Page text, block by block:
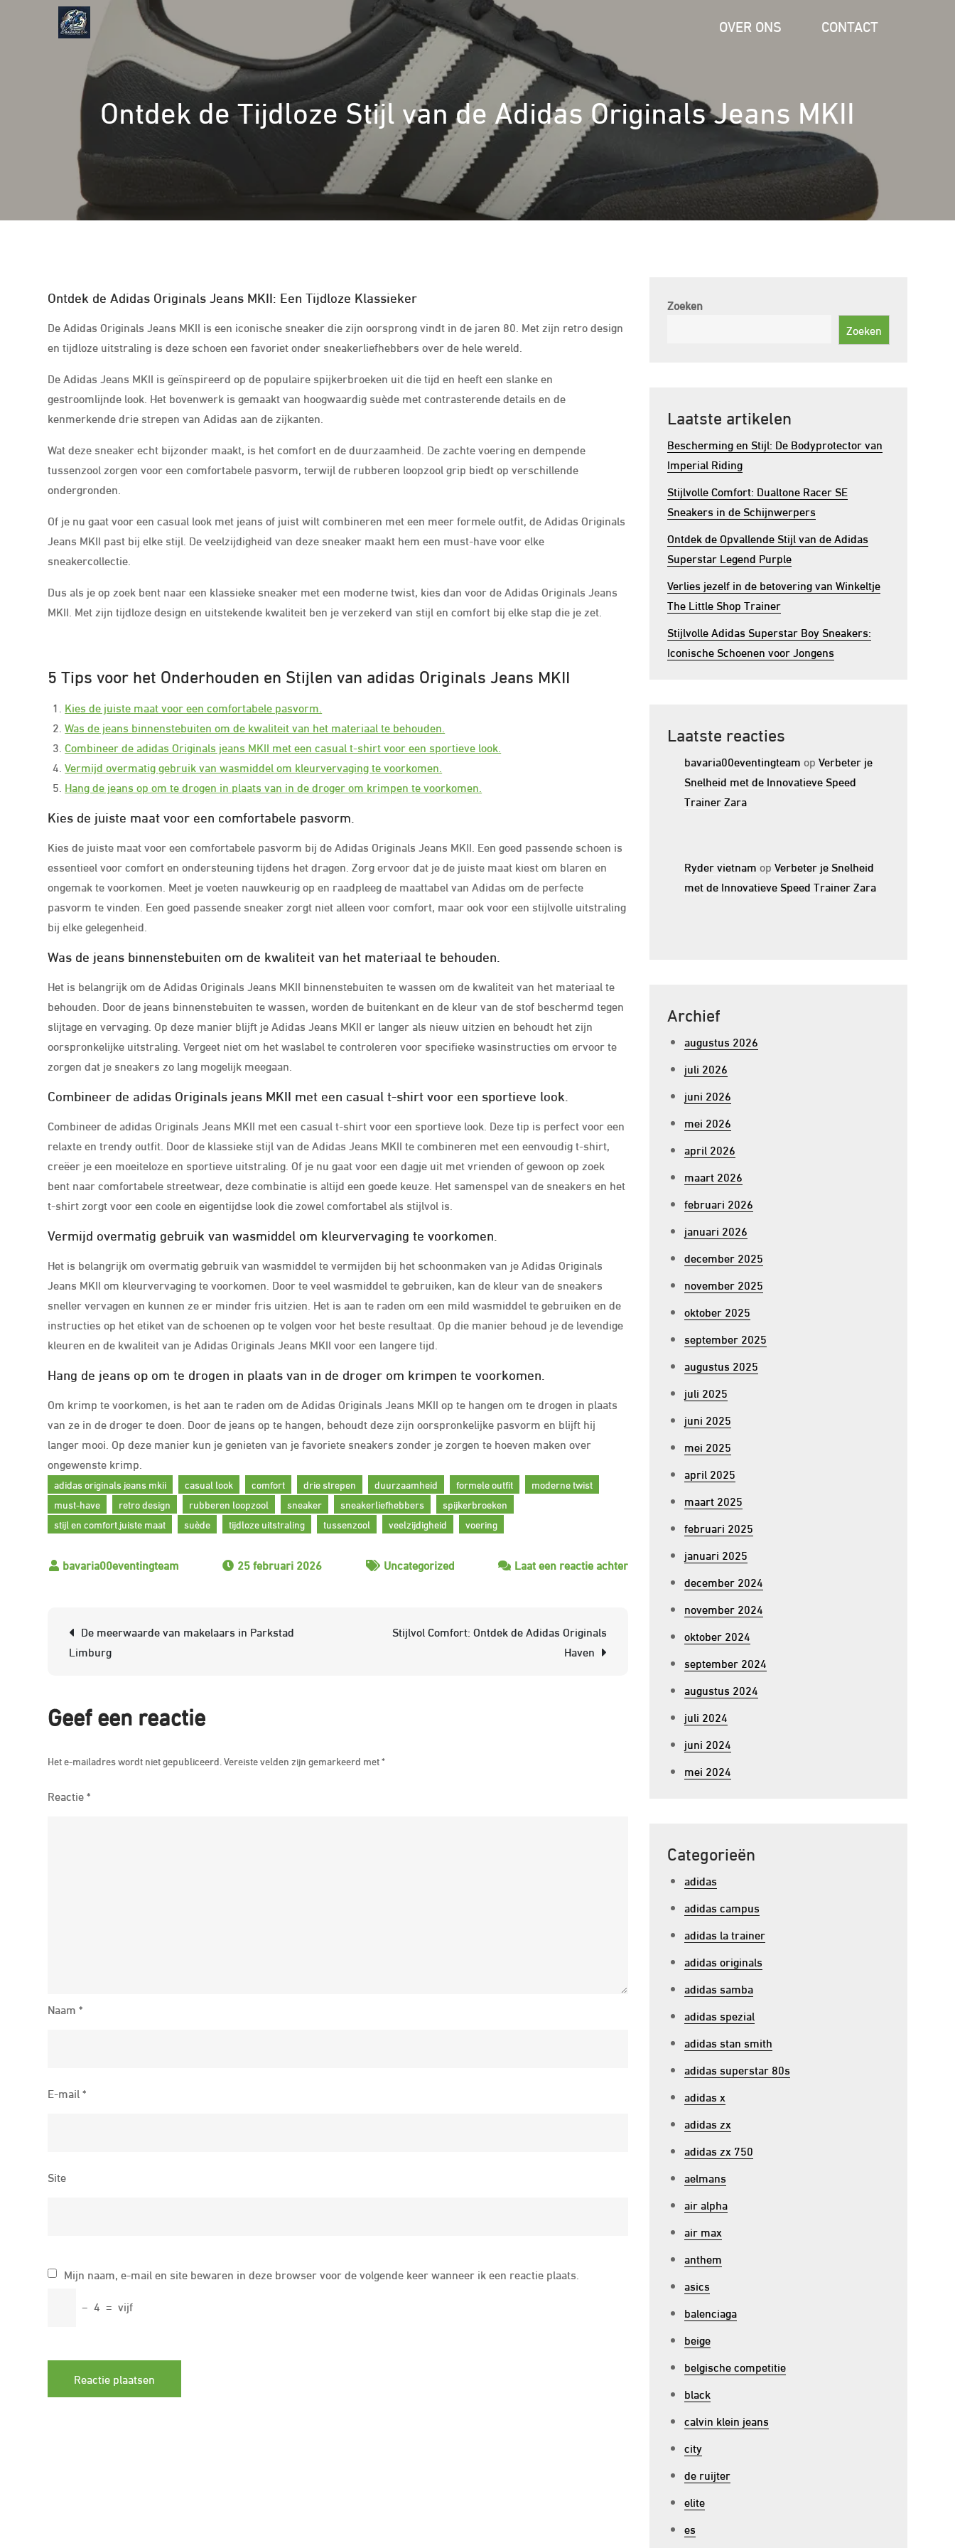
OVER ONS CONTACT
Ontdek de Tijdloze Stijl van de Adidas Originals Jeans MKII
Ontdek de Adidas Originals Jeans MKII: Een Tijdloze Klassieker
De Adidas Originals Jeans MKII is een iconische sneaker die zijn oorsprong vindt in de jaren 80. Met zijn retro design
en tijdloze uitstraling is deze schoen een favoriet onder sneakerliefhebbers over de hele wereld.
De Adidas Jeans MKII is geïnspireerd op de populaire spijkerbroeken uit die tijd en heeft een slanke en
gestroomlijnde look. Het bovenwerk is gemaakt van hoogwaardig suède met contrasterende details en de
kenmerkende drie strepen van Adidas aan de zijkanten.
Wat deze sneaker echt bijzonder maakt, is het comfort en de duurzaamheid. De zachte voering en dempende
tussenzool zorgen voor een comfortabele pasvorm, terwijl de rubberen loopzool grip biedt op verschillende
ondergronden.
Of je nu gaat voor een casual look met jeans of juist wilt combineren met een meer formele outfit, de Adidas Originals
Jeans MKII past bij elke stijl. De veelzijdigheid van deze sneaker maakt hem een must-have voor elke
sneakercollectie.
Dus als je op zoek bent naar een klassieke sneaker met een moderne twist, kies dan voor de Adidas Originals Jeans
MKII. Met zijn tijdloze design en uitstekende kwaliteit ben je verzekerd van stijl en comfort bij elke stap die je zet.
5 Tips voor het Onderhouden en Stijlen van adidas Originals Jeans MKII
Kies de juiste maat voor een comfortabele pasvorm.
Was de jeans binnenstebuiten om de kwaliteit van het materiaal te behouden.
Combineer de adidas Originals jeans MKII met een casual t-shirt voor een sportieve look.
Vermijd overmatig gebruik van wasmiddel om kleurvervaging te voorkomen.
Hang de jeans op om te drogen in plaats van in de droger om krimpen te voorkomen.
Kies de juiste maat voor een comfortabele pasvorm.
Kies de juiste maat voor een comfortabele pasvorm bij de Adidas Originals Jeans MKII. Een goed passende schoen is
essentieel voor comfort en ondersteuning tijdens het dragen. Zorg ervoor dat je de juiste maat kiest om blaren en
ongemak te voorkomen. Meet je voeten nauwkeurig op en raadpleeg de maattabel van Adidas om de perfecte
pasvorm te vinden. Een goed passende sneaker zorgt niet alleen voor comfort, maar ook voor een stijlvolle uitstraling
bij elke gelegenheid.
Was de jeans binnenstebuiten om de kwaliteit van het materiaal te behouden.
Het is belangrijk om de Adidas Originals Jeans MKII binnenstebuiten te wassen om de kwaliteit van het materiaal te
behouden. Door de jeans binnenstebuiten te wassen, worden de buitenkant en de kleur van de stof beschermd tegen
slijtage en vervaging. Op deze manier blijft je Adidas Jeans MKII er langer als nieuw uitzien en behoudt het zijn
oorspronkelijke uitstraling. Vergeet niet om het waslabel te controleren voor specifieke wasinstructies om ervoor te
zorgen dat je sneakers zo lang mogelijk meegaan.
Combineer de adidas Originals jeans MKII met een casual t-shirt voor een sportieve look.
Combineer de adidas Originals Jeans MKII met een casual t-shirt voor een sportieve look. Deze tip is perfect voor een
relaxte en trendy outfit. Door de klassieke stijl van de Adidas Jeans MKII te combineren met een eenvoudig t-shirt,
creëer je een moeiteloze en sportieve uitstraling. Of je nu gaat voor een dagje uit met vrienden of gewoon op zoek
bent naar comfortabele streetwear, deze combinatie is altijd een goede keuze. Het samenspel van de sneakers en het
t-shirt zorgt voor een coole en eigentijdse look die zowel comfortabel als stijlvol is.
Vermijd overmatig gebruik van wasmiddel om kleurvervaging te voorkomen.
Het is belangrijk om overmatig gebruik van wasmiddel te vermijden bij het schoonmaken van je Adidas Originals
Jeans MKII om kleurvervaging te voorkomen. Door te veel wasmiddel te gebruiken, kan de kleur van de sneakers
sneller vervagen en kunnen ze er minder fris uitzien. Het is aan te raden om een mild wasmiddel te gebruiken en de
instructies op het etiket van de schoenen op te volgen voor het beste resultaat. Op die manier behoud je de levendige
kleuren en de kwaliteit van je Adidas Originals Jeans MKII voor een langere tijd.
Hang de jeans op om te drogen in plaats van in de droger om krimpen te voorkomen.
Om krimp te voorkomen, is het aan te raden om de Adidas Originals Jeans MKII op te hangen om te drogen in plaats
van ze in de droger te doen. Door de jeans op te hangen, behoudt deze zijn oorspronkelijke pasvorm en blijft hij
langer mooi. Op deze manier kun je genieten van je favoriete sneakers zonder je zorgen te hoeven maken over
ongewenste krimp.
adidas originals jeans mkii casual look comfort drie strepen duurzaamheid formele outfit
moderne twist
must-have
retro design rubberen loopzool sneaker sneakerliefhebbers
spijkerbroeken
stijl en comfort.juiste maat
suède tijdloze uitstraling tussenzool veelzijdigheid voering
25 februari 2026 Uncategorized Laat een reactie achterop
Originals
Berichtnavigatie
De meerwaarde van makelaars in Parkstad
Limburg
Stijlvol Comfort: Ontdek de Adidas Originals
Haven
Geef een reactie
Het e-mailadres wordt niet gepubliceerd. Vereiste velden zijn gemarkeerd met*
Reactie*
Naam*
E-mail*
Site
Mijn naam, e-mail en site bewaren in deze browser voor de volgende keer wanneer ik een reactie plaats.
− 4 = vijf
Zoeken
Zoeken
Laatste artikelen
Bescherming en Stijl: De Bodyprotector van
Imperial Riding
Stijlvolle Comfort: Dualtone Racer SE
Sneakers in de Schijnwerpers
Ontdek de Opvallende Stijl van de Adidas
Superstar Legend Purple
Verlies jezelf in de betovering van Winkeltje
The Little Shop Trainer
Stijlvolle Adidas Superstar Boy Sneakers:
Iconische Schoenen voor Jongens
Laatste reacties
bavaria00eventingteam op Verbeter je
Snelheid met de Innovatieve Speed
Trainer Zara
Ryder vietnam op Verbeter je Snelheid
met de Innovatieve Speed Trainer Zara
Archief
augustus 2026
juli 2026
juni 2026
mei 2026
april 2026
maart 2026
februari 2026
januari 2026
december 2025
november 2025
oktober 2025
september 2025
augustus 2025
juli 2025
juni 2025
mei 2025
april 2025
maart 2025
februari 2025
januari 2025
december 2024
november 2024
oktober 2024
september 2024
augustus 2024
juli 2024
juni 2024
mei 2024
Categorieën
adidas
adidas campus
adidas la trainer
adidas originals
adidas samba
adidas spezial
adidas stan smith
adidas superstar 80s
adidas x
adidas zx
adidas zx 750
aelmans
air alpha
air max
anthem
asics
balenciaga
beige
belgische competitie
black
calvin klein jeans
city
de ruijter
elite
es